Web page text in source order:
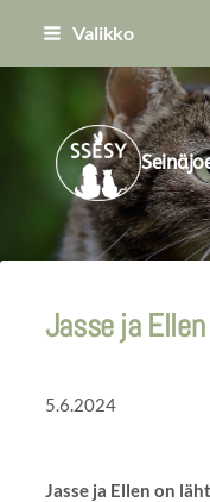
Siirry
Valikko
Jasse ja Ellen
5.6.2024
Jasse ja Ellen on